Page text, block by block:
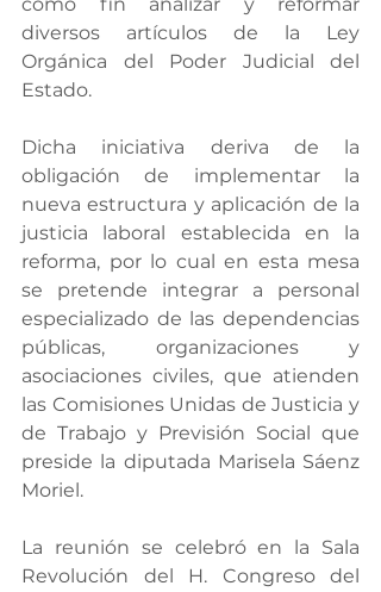
como fin analizar y reformar
diversos artículos de la Ley
Orgánica del Poder Judicial del
Estado.
Dicha iniciativa deriva de la
obligación de implementar la
nueva estructura y aplicación de la
justicia laboral establecida en la
reforma, por lo cual en esta mesa
se pretende integrar a personal
especializado de las dependencias
públicas, organizaciones y
asociaciones civiles, que atienden
las Comisiones Unidas de Justicia y
de Trabajo y Previsión Social que
preside la diputada Marisela Sáenz
Moriel.
La reunión se celebró en la Sala
Revolución del H. Congreso del